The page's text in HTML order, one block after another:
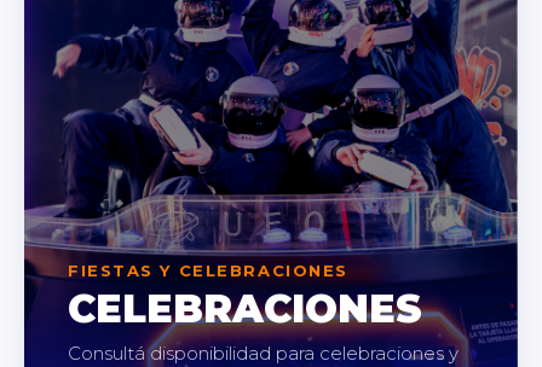
FIESTAS Y CELEBRACIONES
CELEBRACIONES
Consultá disponibilidad para celebraciones y